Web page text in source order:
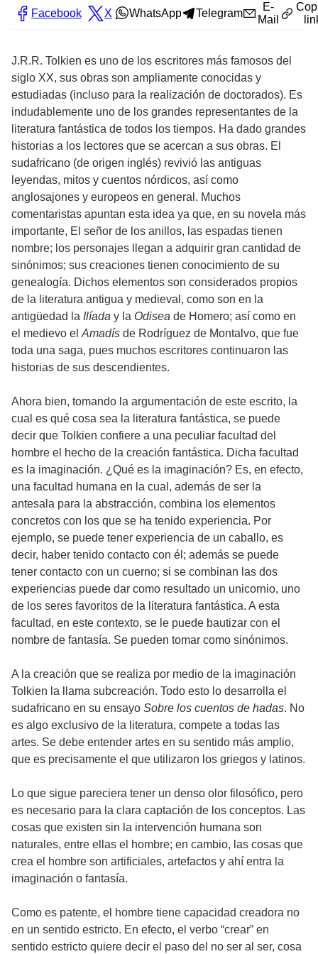
Facebook X WhatsApp Telegram
E-
Mail
J.R.R. Tolkien es uno de los escritores más famosos del
siglo XX, sus obras son ampliamente conocidas y
estudiadas (incluso para la realización de doctorados). Es
indudablemente uno de los grandes representantes de la
literatura fantástica de todos los tiempos. Ha dado grandes
historias a los lectores que se acercan a sus obras. El
sudafricano (de origen inglés) revivió las antiguas
leyendas, mitos y cuentos nórdicos, así como
anglosajones y europeos en general. Muchos
comentaristas apuntan esta idea ya que, en su novela más
importante, El señor de los anillos, las espadas tienen
nombre; los personajes llegan a adquirir gran cantidad de
sinónimos; sus creaciones tienen conocimiento de su
genealogía. Dichos elementos son considerados propios
de la literatura antigua y medieval, como son en la
antigüedad la Ilíada y la Odisea de Homero; así como en
el medievo el Amadís de Rodríguez de Montalvo, que fue
toda una saga, pues muchos escritores continuaron las
historias de sus descendientes.
Ahora bien, tomando la argumentación de este escrito, la
cual es qué cosa sea la literatura fantástica, se puede
decir que Tolkien confiere a una peculiar facultad del
hombre el hecho de la creación fantástica. Dicha facultad
es la imaginación. ¿Qué es la imaginación? Es, en efecto,
una facultad humana en la cual, además de ser la
antesala para la abstracción, combina los elementos
concretos con los que se ha tenido experiencia. Por
ejemplo, se puede tener experiencia de un caballo, es
decir, haber tenido contacto con él; además se puede
tener contacto con un cuerno; si se combinan las dos
experiencias puede dar como resultado un unicornio, uno
de los seres favoritos de la literatura fantástica. A esta
facultad, en este contexto, se le puede bautizar con el
nombre de fantasía. Se pueden tomar como sinónimos.
A la creación que se realiza por medio de la imaginación
Tolkien la llama subcreación. Todo esto lo desarrolla el
sudafricano en su ensayo Sobre los cuentos de hadas. No
es algo exclusivo de la literatura, compete a todas las
artes. Se debe entender artes en su sentido más amplio,
que es precisamente el que utilizaron los griegos y latinos.
Lo que sigue pareciera tener un denso olor filosófico, pero
es necesario para la clara captación de los conceptos. Las
cosas que existen sin la intervención humana son
naturales, entre ellas el hombre; en cambio, las cosas que
crea el hombre son artificiales, artefactos y ahí entra la
imaginación o fantasía.
Como es patente, el hombre tiene capacidad creadora no
en un sentido estricto. En efecto, el verbo “crear” en
sentido estricto quiere decir el paso del no ser al ser, cosa